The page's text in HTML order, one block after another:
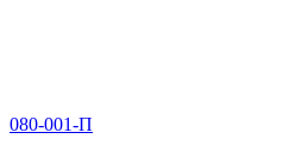
080-001-П